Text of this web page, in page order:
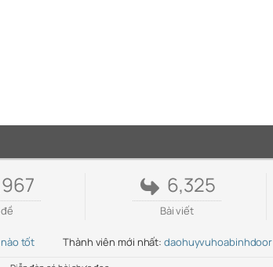
6,325
Bài viết
tốt Thành viên mới nhất:daohuyvuhoabinhdoor